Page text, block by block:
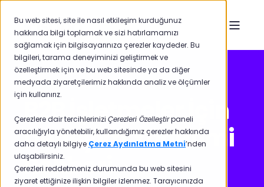
Bu web sitesi, site ile nasıl etkileşim kurduğunuz
hakkında bilgi toplamak ve sizi hatırlamamızı
sağlamak için bilgisayarınıza çerezler kaydeder. Bu
bilgileri, tarama deneyiminizi geliştirmek ve
özelleştirmek için ve bu web sitesinde ya da diğer
medyada ziyaretçilerimiz hakkında analiz ve ölçümler
için kullanırız.
Çerezlere dair tercihlerinizi Çerezleri Özelleştirpaneli
aracılığıyla yönetebilir, kullandığımız çerezler hakkında
daha detaylı bilgiye Çerez Aydınlatma Metni’nden
ulaşabilirsiniz.
Çerezleri reddetmeniz durumunda bu web sitesini
ziyaret ettiğinize ilişkin bilgiler izlenmez. Tarayıcınızda
B2B İşletmeler İçin
Deneyim Yönetimi
Rehberi